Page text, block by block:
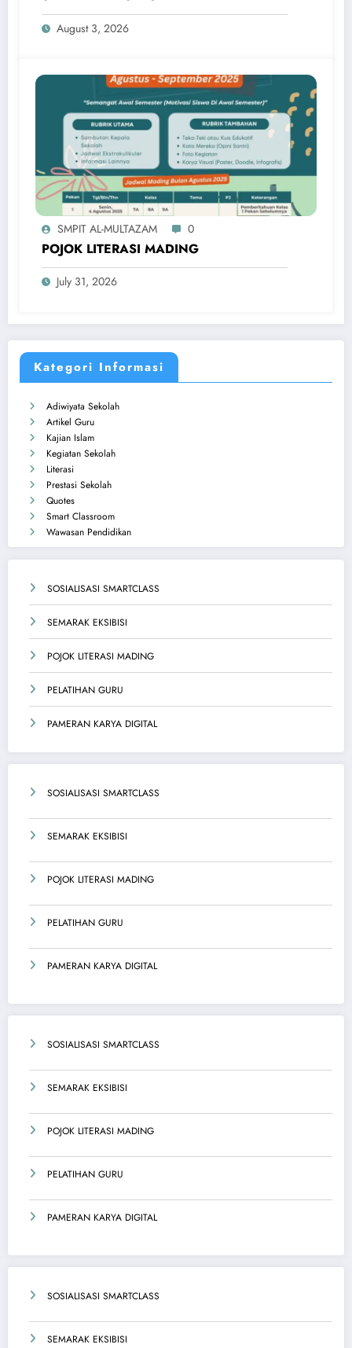
Kategori Informasi
Adiwiyata Sekolah
Artikel Guru
Kajian Islam
Kegiatan Sekolah
Literasi
Prestasi Sekolah
Quotes
Smart Classroom
Wawasan Pendidikan
August 3, 2026
SMPIT AL-MULTAZAM 0
POJOK LITERASI MADING
July 31, 2026
SOSIALISASI SMARTCLASS
SEMARAK EKSIBISI
POJOK LITERASI MADING
PELATIHAN GURU
PAMERAN KARYA DIGITAL
SOSIALISASI SMARTCLASS
SEMARAK EKSIBISI
POJOK LITERASI MADING
PELATIHAN GURU
PAMERAN KARYA DIGITAL
SOSIALISASI SMARTCLASS
SEMARAK EKSIBISI
POJOK LITERASI MADING
PELATIHAN GURU
PAMERAN KARYA DIGITAL
SOSIALISASI SMARTCLASS
SEMARAK EKSIBISI